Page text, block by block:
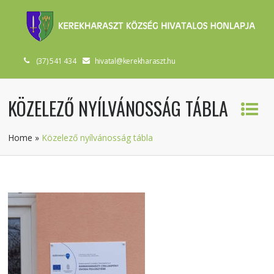
(37) 541 434 hivatal@kerekharaszt.hu
KÖZELEZŐ NYÍLVÁNOSSÁG TÁBLA
Home » Közelező nyílvánosság tábla